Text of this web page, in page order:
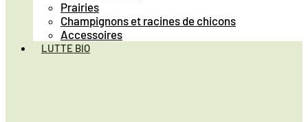
Prairies
Champignons et racines de chicons
Accessoires
LUTTE BIO